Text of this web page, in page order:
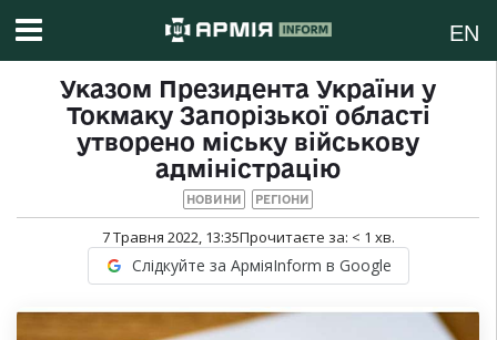
EN
Указом Президента України у
Токмаку Запорізької області
утворено міську військову
адміністрацію
НОВИНИ РЕГІОНИ
7 Травня 2022, 13:35Прочитаєте за: < 1 хв.
Слідкуйте за АрміяInform в Google